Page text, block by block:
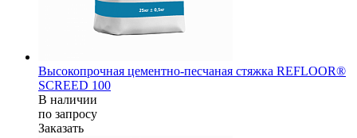
Высокопрочная цементно-песчаная стяжка REFLOOR®
SCREED 100
В наличии
по запросу
Заказать